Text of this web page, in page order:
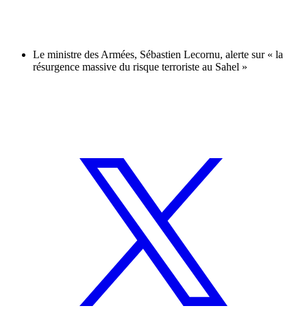
Le ministre des Armées, Sébastien Lecornu, alerte sur « la
résurgence massive du risque terroriste au Sahel »